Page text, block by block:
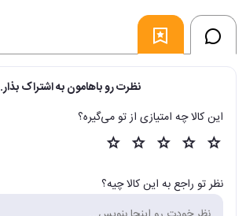
نظرت رو باهامون به اشتراک بذار.
این کالا چه امتیازی از تو می‌گیره؟
نظر تو راجع به این کالا چیه؟